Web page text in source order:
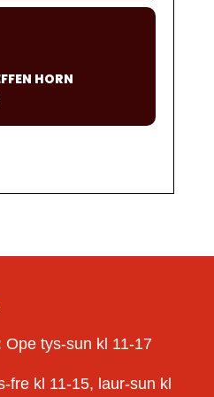
HORN
Ope tys-sun kl 11-17
fre kl 11-15, laur-sun kl